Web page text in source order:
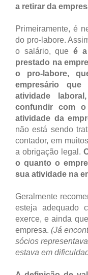
a retirar da
Primeiramente, é
do pro-labore.
o salário, queé a
prestado na
o pro-labore,
empresário
atividade
confundir com
atividade da
não está sendo
contador, em
a obrigação legal.
o quanto o
sua atividade na
Geralmente
esteja adequado
exerce, e ainda
empresa.(Já
sócios
estava em